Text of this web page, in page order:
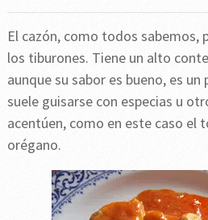
El cazón, como todos sabemos,
los tiburones. Tiene un alto
aunque su sabor es bueno, es
suele guisarse con especias u
acentúen, como en este caso el
orégano.